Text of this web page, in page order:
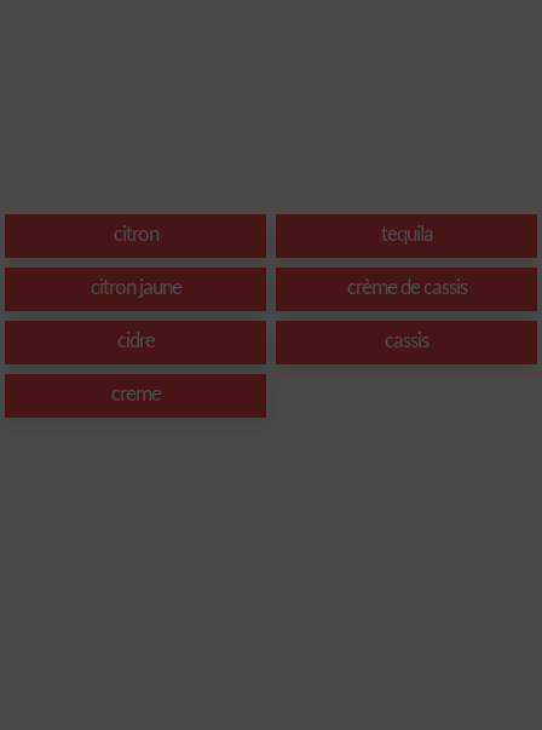
citron tequila
citron jaune crème de cassis
cidre cassis
creme